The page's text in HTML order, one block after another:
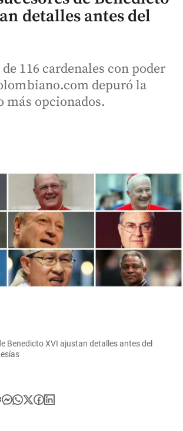
detalles antes del
116 cardenales con poder
depuró la
más opcionados.
Benedicto XVI ajustan detalles antes del